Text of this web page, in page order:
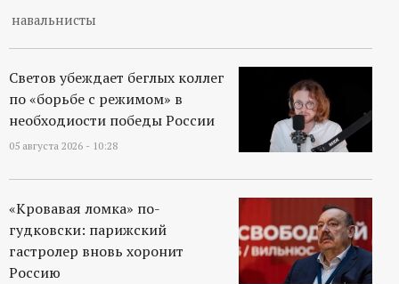
л
навальнисты
Светов убеждает беглых коллег
по «борьбе с режимом» в
необходиости победы России
05 августа 2026 - 10:28
«Кровавая ломка» по-
гудковски: парижский
гастролер вновь хоронит
Россию